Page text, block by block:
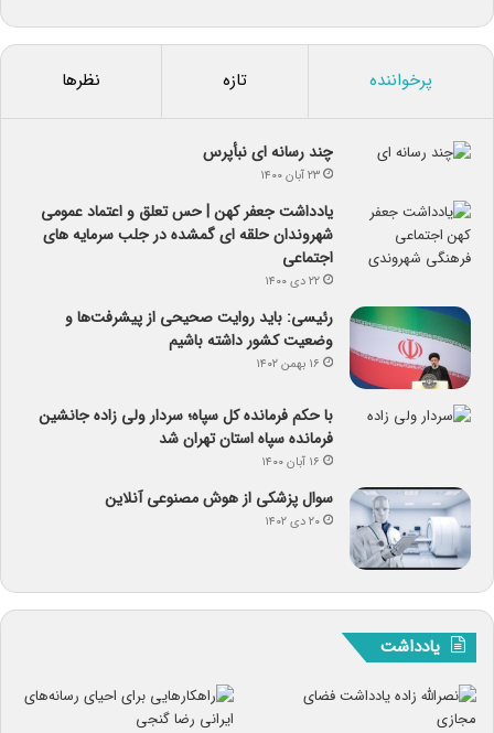
پرخواننده تازه نظرها
چند رسانه ای نبأپرس
۲۳ آبان ۱۴۰۰
یادداشت جعفر کهن | حس تعلق و اعتماد عمومی
شهروندان حلقه ای گمشده در جلب سرمایه های
اجتماعی
۲۲ دی ۱۴۰۰
رئیسی: باید روایت صحیحی از پیشرفت‌ها و
وضعیت کشور داشته باشیم
۱۶ بهمن ۱۴۰۲
با حکم فرمانده کل سپاه؛ سردار ولی زاده جانشین
فرمانده سپاه استان تهران شد
۱۶ آبان ۱۴۰۰
سوال پزشکی از هوش مصنوعی آنلاین
۲۰ دی ۱۴۰۲
یادداشت